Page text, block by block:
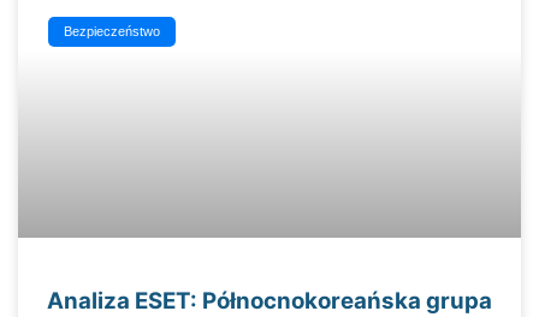
Bezpieczeństwo
Analiza ESET: Północnokoreańska grupa